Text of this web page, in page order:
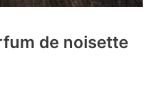
de noisette